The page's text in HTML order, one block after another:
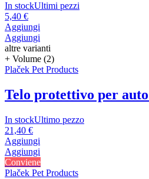
In stockUltimi pezzi
5,40 €
Aggiungi
Aggiungi
altre varianti
+ Volume (2)
Plaček Pet Products
Telo protettivo per
In stockUltimo pezzo
21,40 €
Aggiungi
Aggiungi
Conviene
Plaček Pet Products